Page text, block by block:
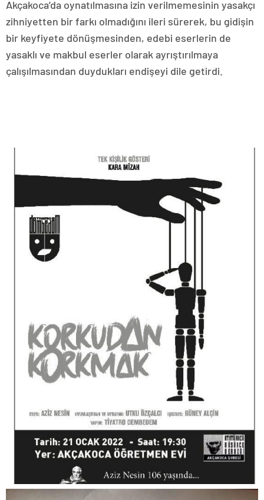
Akçakoca’da oynatılmasına izin verilmemesinin yasakçı
zihniyetten bir farkı olmadığını ileri sürerek, bu gidişin
bir keyfiyete dönüşmesinden, edebi eserlerin de
yasaklı ve makbul eserler olarak ayrıştırılmaya
çalışılmasından duydukları endişeyi dile getirdi.